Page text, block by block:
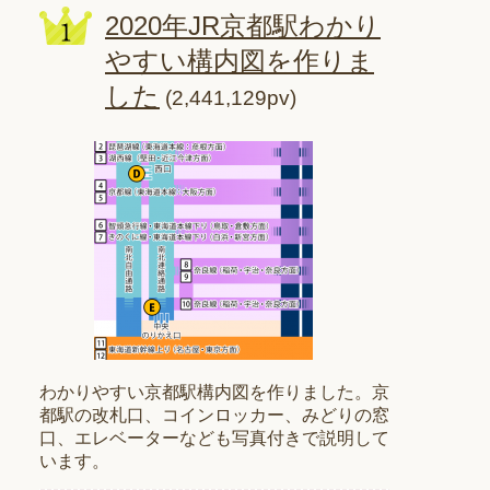
2020年JR京都駅わかり
やすい構内図を作りま
した (2,441,129pv)
わかりやすい京都駅構内図を作りました。京
都駅の改札口、コインロッカー、みどりの窓
口、エレベーターなども写真付きで説明して
います。